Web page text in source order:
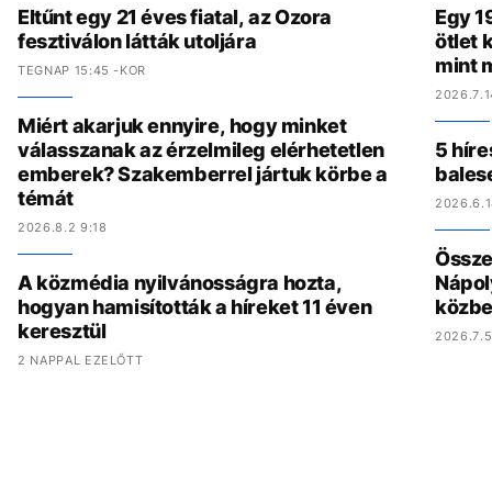
Eltűnt egy 21 éves fiatal, az Ozora
fesztiválon látták utoljára
TEGNAP 15:45 -KOR
Miért akarjuk ennyire, hogy minket
válasszanak az érzelmileg elérhetetlen
emberek? Szakemberrel jártuk körbe a
témát
2026.8.2 9:18
A közmédia nyilvánosságra hozta,
hogyan hamisították a híreket 11 éven
keresztül
2 NAPPAL EZELŐTT
Egy
ötlet
mint
5